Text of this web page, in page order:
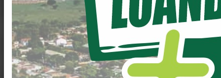
SALA DE PERÍCIA
CONECTADA NA